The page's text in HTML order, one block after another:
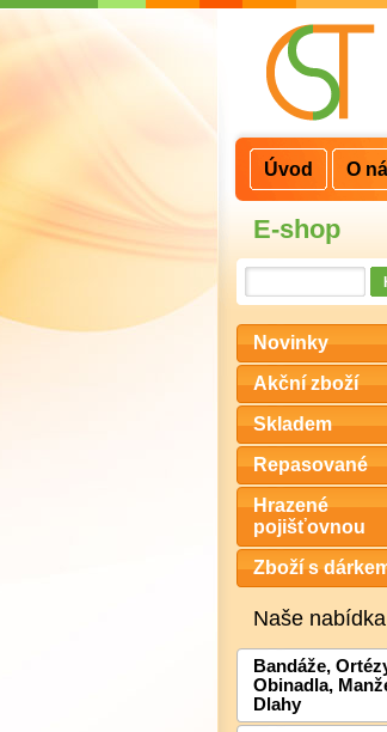
E-shop
Novinky
Akční zboží
Skladem
Repasované
Hrazené
pojišťovnou
Zboží s
Naše nabídka
Bandáže,
Obinadla,
Dlahy
Úvod O